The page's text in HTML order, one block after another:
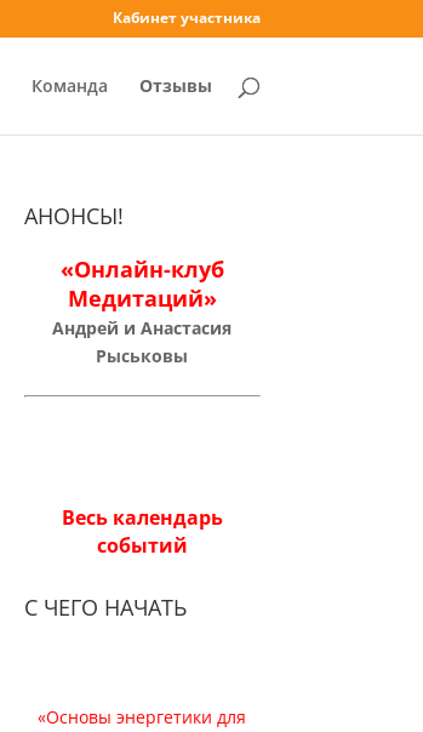
Кабинет участника
Команда Отзывы
АНОНСЫ!
«Онлайн-клуб
Медитаций»
Андрей и Анастасия
Рыськовы
Весь календарь
событий
С ЧЕГО НАЧАТЬ
«Основы энергетики для